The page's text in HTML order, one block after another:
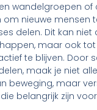
wandelgroepen of
om nieuwe mensen
delen. Dit kan niet
maar ook
te blijven. Door
maak je niet
beweging, maar
belangrijk zijn